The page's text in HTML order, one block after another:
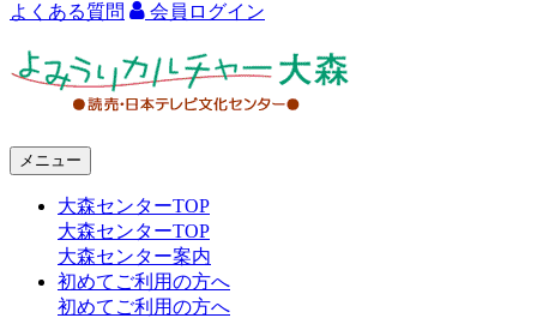
よくある質問 会員ログイン
メニュー
大森センターTOP
大森センターTOP
大森センター案内
初めてご利用の方へ
初めてご利用の方へ